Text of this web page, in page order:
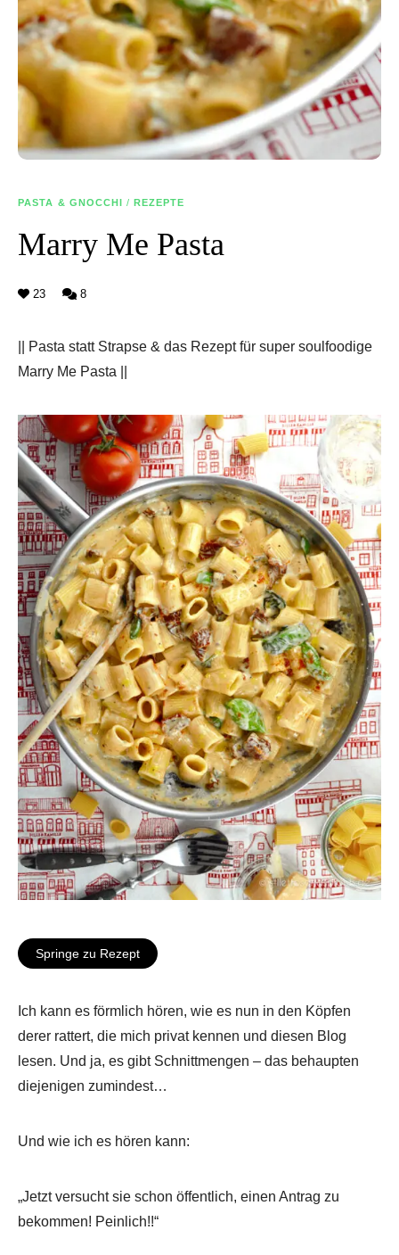
PASTA & GNOCCHI / REZEPTE
Marry Me Pasta
23 8
|| Pasta statt Strapse & das Rezept für super soulfoodige
Marry Me Pasta ||
Springe zu Rezept
Ich kann es förmlich hören, wie es nun in den Köpfen
derer rattert, die mich privat kennen und diesen Blog
lesen. Und ja, es gibt Schnittmengen – das behaupten
diejenigen zumindest…
Und wie ich es hören kann:
„Jetzt versucht sie schon öffentlich, einen Antrag zu
bekommen! Peinlich!!“